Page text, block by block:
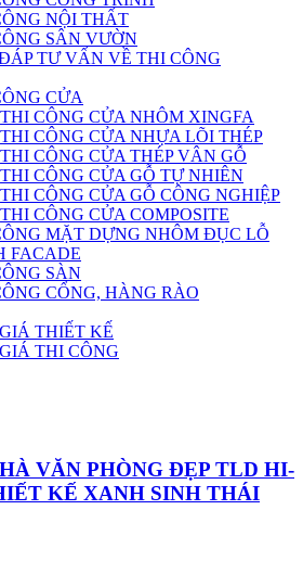
NỘI THẤT
SÂN VƯỜN
TƯ VẤN VỀ THI CÔNG
CỬA
THI CÔNG CỬA NHÔM XINGFA
THI CÔNG CỬA NHỰA LÕI THÉP
THI CÔNG CỬA THÉP VÂN GỖ
THI CÔNG CỬA GỖ TỰ NHIÊN
THI CÔNG CỬA GỖ CÔNG NGHIỆP
THI CÔNG CỬA COMPOSITE
MẶT DỰNG NHÔM ĐỤC LỖ
FACADE
SÀN
CỔNG, HÀNG RÀO
THIẾT KẾ
THI CÔNG
VĂN PHÒNG ĐẸP TLD HI-
KẾ XANH SINH THÁI